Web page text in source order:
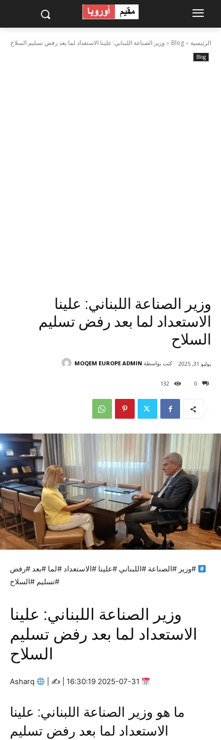
الرئيسية Blog وزير الصناعة اللبناني: علينا الاستعداد لما بعد رفض تسليم السلاح
Blog
وزير الصناعة اللبناني: علينا
الاستعداد لما بعد رفض تسليم
السلاح
0
132
يوليو 31, 2025 كتب بواسطة MOQEM EUROPE ADMIN
#وزير #الصناعة #اللبناني #علينا #الاستعداد #لما #بعد #رفض
#تسليم #السلاح
وزير الصناعة اللبناني: علينا
الاستعداد لما بعد رفض تسليم
السلاح
ما هو وزير الصناعة اللبناني: علينا
الاستعداد لما بعد رفض تسليم